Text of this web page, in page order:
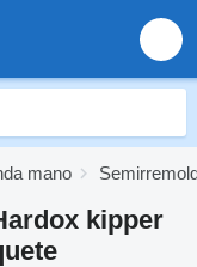
mano
kipper